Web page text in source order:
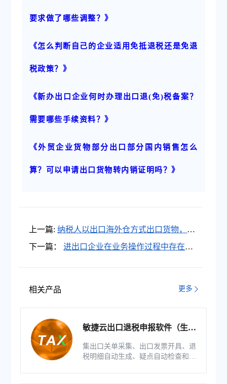
要求做了哪些调整？》
《怎么判断自己的企业适用免抵退税还是免退
税政策？》
《新办出口企业何时办理出口退(免)税备案？
需要哪些手续资料？》
《外贸企业货物部分出口部分国内销售怎么
算？可以申请出口货物转内销证明吗？》
上一篇: 纳税人以出口海外仓方式出口货物，应
当如何申报办理出口退(免)税？
下一篇：
进出口企业在业务操作过程中存在疏
相关产品 更多
敏捷云出口退税申报软件（生产
集出口关单采集、出口发票开具、退
税明细自动生成、疑点自动检查和调